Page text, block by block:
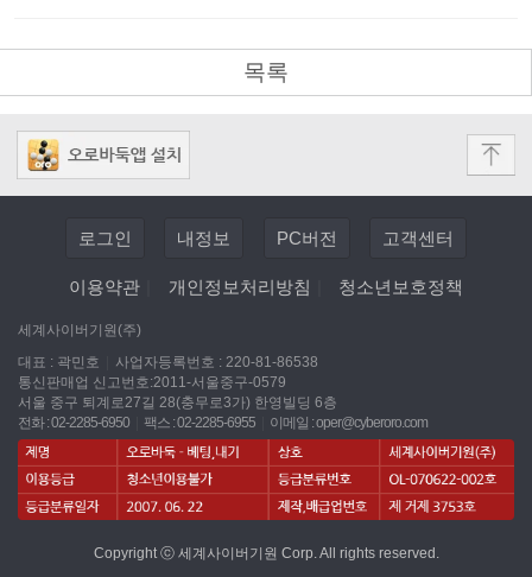
목록
로그인 내정보 PC버전 고객센터
이용약관 개인정보처리방침 청소년보호정책
세계사이버기원(주)
대표 : 곽민호
사업자등록번호 : 220-81-86538
통신판매업 신고번호:2011-서울중구-0579
서울 중구 퇴계로27길 28(충무로3가) 한영빌딩 6층
전화 : 02-2285-6950
팩스 : 02-2285-6955 이메일 :oper@cyberoro.com
Copyright ⓒ 세계사이버기원 Corp. All rights reserved.